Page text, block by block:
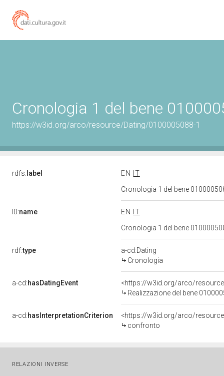
Cronologia 1 del bene
https://w3id.org/arco/resource/Dating/0100005088-1
rdfs: label EN
IT
Cronologia 1 del bene
l0:name EN
IT
Cronologia 1 del bene
rdf:type
a-cd:Dating
Cronologia
a-cd:hasDatingEvent
<https://w3id.org/arco/
Realizzazione del bene
a-cd:hasInterpretationCriterion
<https://w3id.org/arco/
confronto
RELAZIONI INVERSE